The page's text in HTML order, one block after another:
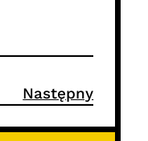
Następny